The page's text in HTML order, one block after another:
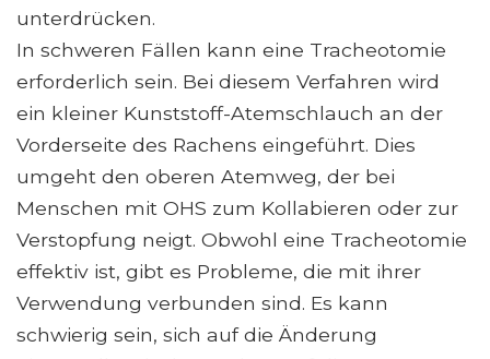
unterdrücken.
In schweren Fällen kann eine Tracheotomie
erforderlich sein. Bei diesem Verfahren wird
ein kleiner Kunststoff-Atemschlauch an der
Vorderseite des Rachens eingeführt. Dies
umgeht den oberen Atemweg, der bei
Menschen mit OHS zum Kollabieren oder zur
Verstopfung neigt. Obwohl eine Tracheotomie
effektiv ist, gibt es Probleme, die mit ihrer
Verwendung verbunden sind. Es kann
schwierig sein, sich auf die Änderung